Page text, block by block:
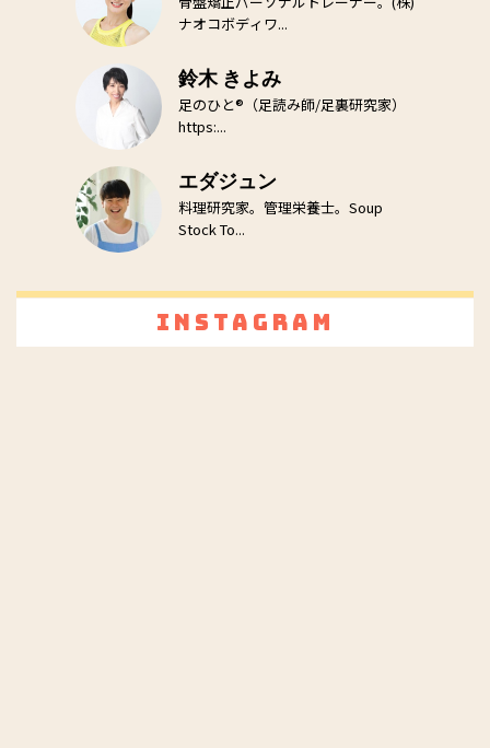
ナオコボディワ...
鈴木 きよみ
足のひと®（足読み師/足裏研究家）
https:...
エダジュン
料理研究家。管理栄養士。Soup
Stock To...
Instagram